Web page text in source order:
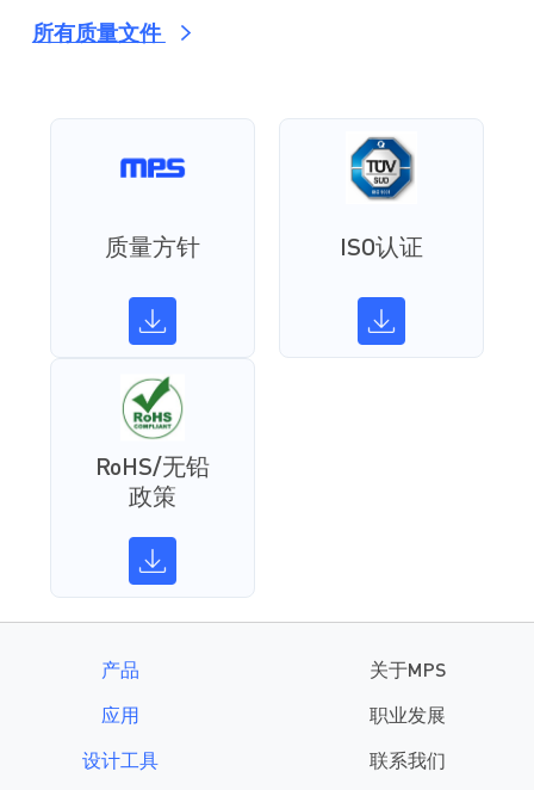
所有质量文件
质量方针 ISO认证
RoHS/无铅
政策
产品
应用
设计工具
关于MPS
职业发展
联系我们